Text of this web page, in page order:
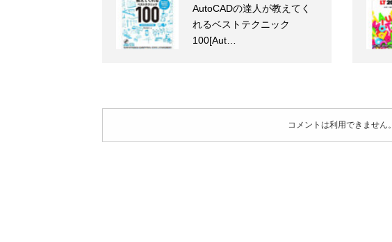
AutoCADの達人が教えてく
れるベストテクニック
100[Aut…
コメントは利用できません。